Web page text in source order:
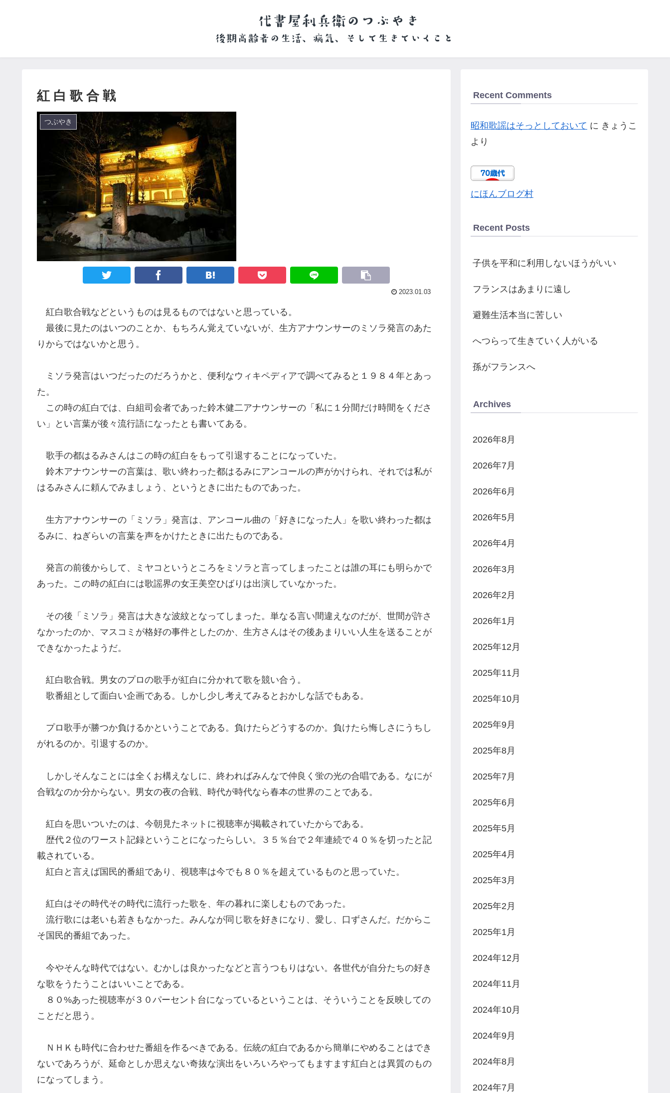
紅 白 歌 合 戦
つぶやき
2023.01.03
紅白歌合戦などというものは見るものではないと思っている。
最後に見たのはいつのことか、もちろん覚えていないが、生方アナウンサーのミソラ発言のあた
りからではないかと思う。
ミソラ発言はいつだったのだろうかと、便利なウィキペディアで調べてみると１９８４年とあっ
た。
この時の紅白では、白組司会者であった鈴木健二アナウンサーの「私に１分間だけ時間をくださ
い」とい言葉が後々流行語になったとも書いてある。
歌手の都はるみさんはこの時の紅白をもって引退することになっていた。
鈴木アナウンサーの言葉は、歌い終わった都はるみにアンコールの声がかけられ、それでは私が
はるみさんに頼んでみましょう、というときに出たものであった。
生方アナウンサーの「ミソラ」発言は、アンコール曲の「好きになった人」を歌い終わった都は
るみに、ねぎらいの言葉を声をかけたときに出たものである。
発言の前後からして、ミヤコというところをミソラと言ってしまったことは誰の耳にも明らかで
あった。この時の紅白には歌謡界の女王美空ひばりは出演していなかった。
その後「ミソラ」発言は大きな波紋となってしまった。単なる言い間違えなのだが、世間が許さ
なかったのか、マスコミが格好の事件としたのか、生方さんはその後あまりいい人生を送ることが
できなかったようだ。
紅白歌合戦。男女のプロの歌手が紅白に分かれて歌を競い合う。
歌番組として面白い企画である。しかし少し考えてみるとおかしな話でもある。
プロ歌手が勝つか負けるかということである。負けたらどうするのか。負けたら悔しさにうちし
がれるのか。引退するのか。
しかしそんなことには全くお構えなしに、終わればみんなで仲良く蛍の光の合唱である。なにが
合戦なのか分からない。男女の夜の合戦、時代が時代なら春本の世界のことである。
紅白を思いついたのは、今朝見たネットに視聴率が掲載されていたからである。
歴代２位のワースト記録ということになったらしい。３５％台で２年連続で４０％を切ったと記
載されている。
紅白と言えば国民的番組であり、視聴率は今でも８０％を超えているものと思っていた。
紅白はその時代その時代に流行った歌を、年の暮れに楽しむものであった。
流行歌には老いも若きもなかった。みんなが同じ歌を好きになり、愛し、口ずさんだ。だからこ
そ国民的番組であった。
今やそんな時代ではない。むかしは良かったなどと言うつもりはない。各世代が自分たちの好き
な歌をうたうことはいいことである。
８０%あった視聴率が３０パーセント台になっているということは、そういうことを反映しての
ことだと思う。
ＮＨＫも時代に合わせた番組を作るべきである。伝統の紅白であるから簡単にやめることはでき
ないであろうが、延命としか思えない奇抜な演出をいろいろやってもますます紅白とは異質のもの
になってしまう。
Recent Comments
昭和歌謡はそっとしておいて に きょうこ
より
にほんブログ村
Recent Posts
子供を平和に利用しないほうがいい
フランスはあまりに遠し
避難生活本当に苦しい
へつらって生きていく人がいる
孫がフランスへ
Archives
2026年8月
2026年7月
2026年6月
2026年5月
2026年4月
2026年3月
2026年2月
2026年1月
2025年12月
2025年11月
2025年10月
2025年9月
2025年8月
2025年7月
2025年6月
2025年5月
2025年4月
2025年3月
2025年2月
2025年1月
2024年12月
2024年11月
2024年10月
2024年9月
2024年8月
2024年7月